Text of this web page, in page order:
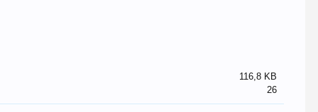
116,8 KB
26